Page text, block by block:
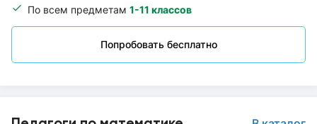
По всем предметам 1-11 классов
Попробовать бесплатно